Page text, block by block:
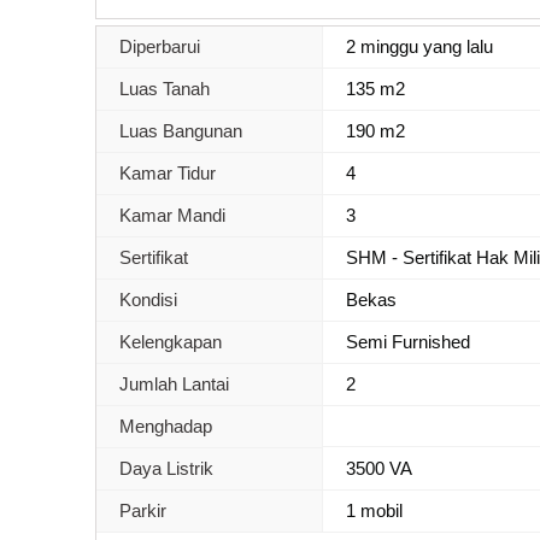
Diperbarui 2 minggu yang lalu
Luas Tanah 135 m2
Luas Bangunan 190 m2
Kamar Tidur 4
Kamar Mandi 3
Sertifikat SHM - Sertifikat Hak
Kondisi Bekas
Kelengkapan Semi Furnished
Jumlah Lantai 2
Menghadap
Daya Listrik 3500 VA
Parkir 1 mobil